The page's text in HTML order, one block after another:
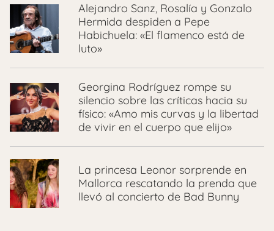
Alejandro Sanz, Rosalía y Gonzalo
Hermida despiden a Pepe
Habichuela: «El flamenco está de
luto»
Georgina Rodríguez rompe su
silencio sobre las críticas hacia su
físico: «Amo mis curvas y la libertad
de vivir en el cuerpo que elijo»
La princesa Leonor sorprende en
Mallorca rescatando la prenda que
llevó al concierto de Bad Bunny